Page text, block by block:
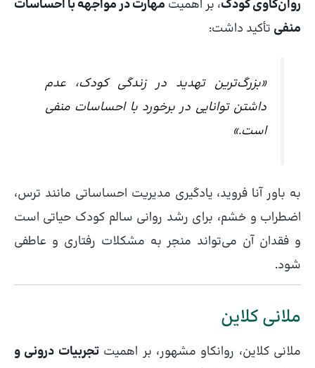
روان‌کاوی کودک، بر اهمیت مهارت در مواجهه با احساسات
منفی تأکید داشت:
«بزرگ‌ترین تهدید در زندگی کودک، عدم
داشتن توانایی در برخورد با احساسات منفی
است.»
به باور آنا فروید، یادگیری مدیریت احساساتی مانند ترس،
اضطراب و خشم، برای رشد روانی سالم کودک حیاتی است
و فقدان آن می‌تواند منجر به مشکلات رفتاری و عاطفی
شود.
ملانی کلاین
ملانی کلاین، روانکاو مشهور، بر اهمیتتجربیات درونی و